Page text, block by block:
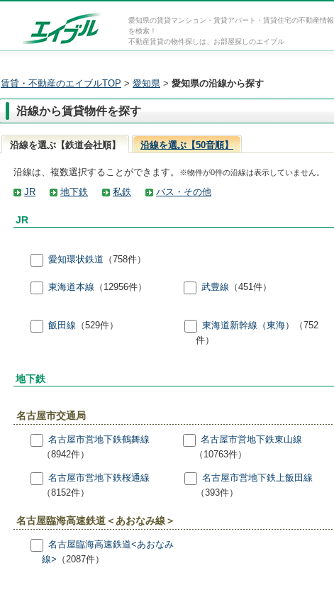
愛知県の賃貸マンション・賃貸アパート・賃貸住宅の不動産情報
を検索！
不動産賃貸の物件探しは、お部屋探しのエイブル
賃貸・不動産のエイブルTOP > 愛知県 > 愛知県の沿線から探す
沿線から賃貸物件を探す
沿線を選ぶ【鉄道会社順】 沿線を選ぶ【50音順】
沿線は、複数選択することができます。 ※物件が0件の沿線は表示していません。
JR 地下鉄 私鉄 バス・その他
JR
愛知環状鉄道 （758件）
東海道本線 （12956件） 武豊線 （451件）
飯田線 （529件） 東海道新幹線（東海）
（752
件）
地下鉄
名古屋市交通局
名古屋市営地下鉄鶴舞線
（8942件）
名古屋市営地下鉄東山線
（10763件）
名古屋市営地下鉄桜通線
（8152件）
名古屋市営地下鉄上飯田線
（393件）
名古屋臨海高速鉄道＜あおなみ線＞
名古屋臨海高速鉄道<あおなみ
線> （2087件）